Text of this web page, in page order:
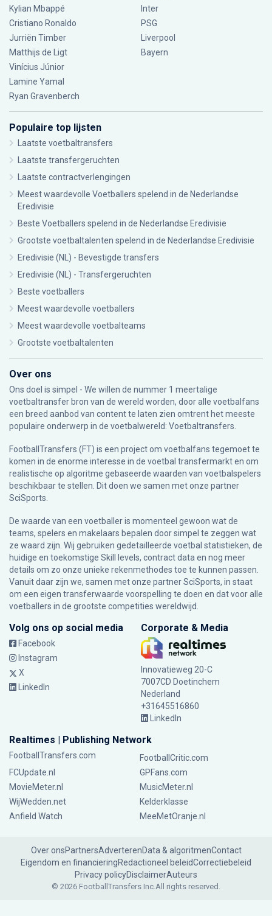
Kylian Mbappé
Cristiano Ronaldo
Jurriën Timber
Matthijs de Ligt
Vinícius Júnior
Lamine Yamal
Ryan Gravenberch
Inter
PSG
Liverpool
Bayern
Populaire top lijsten
Laatste voetbaltransfers
Laatste transfergeruchten
Laatste contractverlengingen
Meest waardevolle Voetballers spelend in de Nederlandse
Eredivisie
Beste Voetballers spelend in de Nederlandse Eredivisie
Grootste voetbaltalenten spelend in de Nederlandse Eredivisie
Eredivisie (NL) - Bevestigde transfers
Eredivisie (NL) - Transfergeruchten
Beste voetballers
Meest waardevolle voetballers
Meest waardevolle voetbalteams
Grootste voetbaltalenten
Over ons
Ons doel is simpel - We willen de nummer 1 meertalige
voetbaltransfer bron van de wereld worden, door alle voetbalfans
een breed aanbod van content te laten zien omtrent het meeste
populaire onderwerp in de voetbalwereld: Voetbaltransfers.
FootballTransfers (FT) is een project om voetbalfans tegemoet te
komen in de enorme interesse in de voetbal transfermarkt en om
realistische op algoritme gebaseerde waarden van voetbalspelers
beschikbaar te stellen. Dit doen we samen met onze partner
SciSports.
De waarde van een voetballer is momenteel gewoon wat de
teams, spelers en makelaars bepalen door simpel te zeggen wat
ze waard zijn. Wij gebruiken gedetailleerde voetbal statistieken, de
huidige en toekomstige Skill levels, contract data en nog meer
details om zo onze unieke rekenmethodes toe te kunnen passen.
Vanuit daar zijn we, samen met onze partner SciSports, in staat
om een eigen transferwaarde voorspelling te doen en dat voor alle
voetballers in de grootste competities wereldwijd.
Volg ons op social media
Facebook
Instagram
X
LinkedIn
Corporate & Media
Innovatieweg 20-C
7007CD Doetinchem
Nederland
+31645516860
LinkedIn
Realtimes | Publishing Network
FootballTransfers.com
FootballCritic.com
FCUpdate.nl
GPFans.com
MovieMeter.nl
MusicMeter.nl
WijWedden.net
Kelderklasse
Anfield Watch
MeeMetOranje.nl
Over onsPartnersAdverterenData & algoritmenContact
Eigendom en financieringRedactioneel beleidCorrectiebeleid
Privacy policyDisclaimerAuteurs
© 2026 FootballTransfers Inc.All rights reserved.